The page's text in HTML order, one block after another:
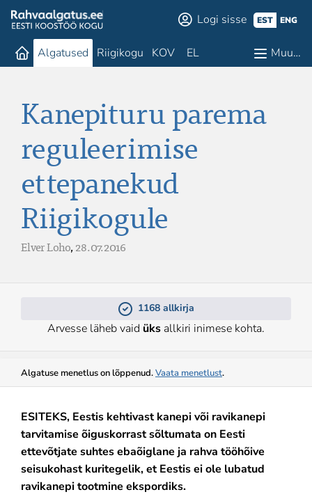
Logi sisse EST ENG
Algatused Riigikogu KOV EL Muu…
Kanepituru parema
reguleerimise
ettepanekud
Riigikogule
Elver Loho,28.07.2016
1168 allkirja
Arvesse läheb vaid üks allkiri inimese kohta.
Algatuse menetlus on lõppenud.Vaata menetlust.
ESITEKS, Eestis kehtivast kanepi või ravikanepi
tarvitamise õiguskorrast sõltumata on Eesti
ettevõtjate suhtes ebaõiglane ja rahva tööhõive
seisukohast kuritegelik, et Eestis ei ole lubatud
ravikanepi tootmine ekspordiks.